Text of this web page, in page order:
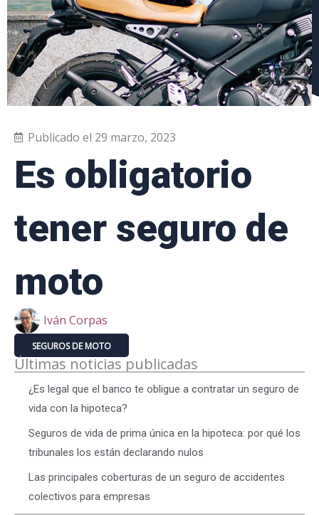
Publicado el 29 marzo, 2023
Es obligatorio
tener seguro de
moto
Iván Corpas
SEGUROS DE MOTO
Últimas noticias publicadas
¿Es legal que el banco te obligue a contratar un seguro de
vida con la hipoteca?
Seguros de vida de prima única en la hipoteca: por qué los
tribunales los están declarando nulos
Las principales coberturas de un seguro de accidentes
colectivos para empresas